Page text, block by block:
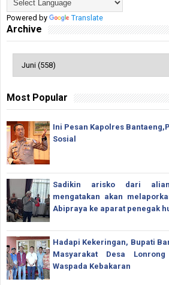
Powered by Translate
Archive
Most Popular
Ini Pesan Kapolres
Sosial
Sadikin arisko dari
mengatakan akan
Abipraya ke aparat penegak
Hadapi Kekeringan, Bupati
Masyarakat Desa
Waspada Kebakaran